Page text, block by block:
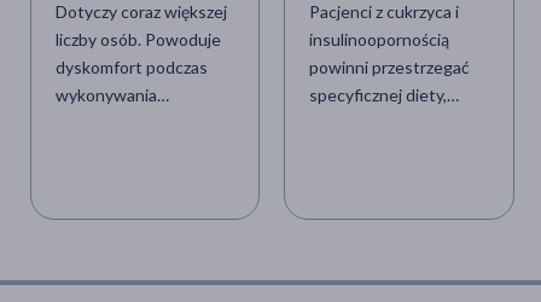
Dotyczy coraz większej
liczby osób. Powoduje
dyskomfort podczas
wykonywania
całkowite ustąpienie
Pacjenci z cukrzyca i
insulinoopornością
powinni przestrzegać
specyficznej diety,
znaleźć się w